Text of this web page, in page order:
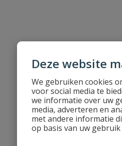
Deze website
We gebruiken cookies
voor social media te
we informatie over uw
media, adverteren en
met andere informatie
op basis van uw